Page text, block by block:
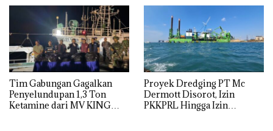
Tim Gabungan Gagalkan
Penyelundupan 1,3 Ton
Ketamine dari MV KING
Proyek Dredging PT Mc
Dermott Disorot, Izin
PKKPRL Hingga Izin